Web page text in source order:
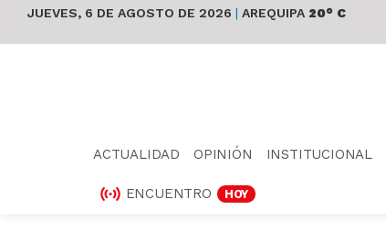
JUEVES, 6 DE AGOSTO DE 2026 | AREQUIPA 20° C
ACTUALIDAD OPINIÓN INSTITUCIONAL
ENCUENTRO HOY